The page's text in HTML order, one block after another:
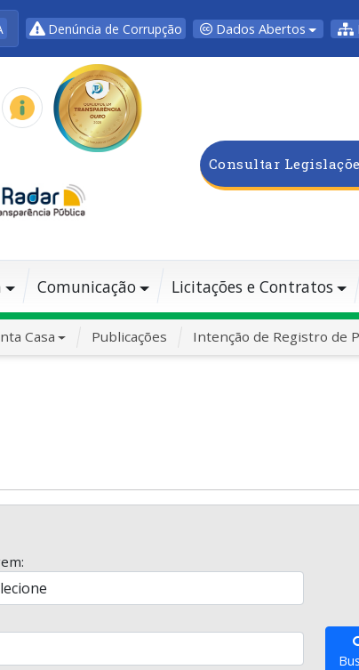
Denúncia de Corrupção Dados Abertos
Consultar
Comunicação Licitações e Contratos
Casa Publicações Intenção de Registro de